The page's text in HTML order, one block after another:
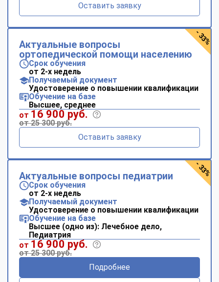
Оставить заявку
Актуальные вопросы
ортопедической помощи населению
Срок обучения
от 2-х недель
Получаемый документ
Удостоверение о повышении квалификации
Обучение на базе
Высшее, среднее
от 16 900 руб.
от 25 300 руб.
Оставить заявку
- 33%
Актуальные вопросы педиатрии
Срок обучения
от 2-х недель
Получаемый документ
Удостоверение о повышении квалификации
Обучение на базе
Высшее (одно из): Лечебное дело,
Педиатрия
от 16 900 руб.
от 25 300 руб.
Подробнее
- 33%